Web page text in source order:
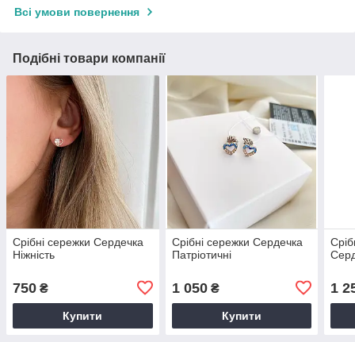
Всі умови повернення
Подібні товари компанії
Срібні сережки Сердечка
Ніжність
750 ₴
Купити
Срібні сережки Сердечка
Патріотичні
1 050₴
Купити
1